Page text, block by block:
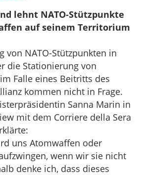
lehnt NATO-Stützpunkte
auf seinem Territorium
von NATO-Stützpunkten in
die Stationierung von
Falle eines Beitritts des
kommen nicht in Frage.
Sanna Marin in
mit dem Corriere della Sera
uns Atomwaffen oder
wenn wir sie nicht
denke ich, dass dieses